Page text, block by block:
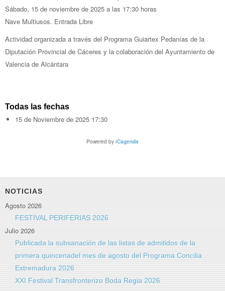
Sábado, 15 de noviembre de 2025 a las 17:30 horas
Nave Multiusos. Entrada Libre
Actividad organizada a través del Programa Guiartex Pedanías de la
Diputación Provincial de Cáceres y la colaboración del Ayuntamiento de
Valencia de Alcántara
Todas las fechas
15 de Noviembre de 2025 17:30
Powered by iCagenda
NOTICIAS
Agosto 2026
FESTIVAL PERIFERIAS 2026
Julio 2026
Publicada la subsanación de las listas de admitidos de la
primera quincenadel mes de agosto del Programa Concilia
Extremadura 2026
XXI Festival Transfronterizo Boda Regia 2026